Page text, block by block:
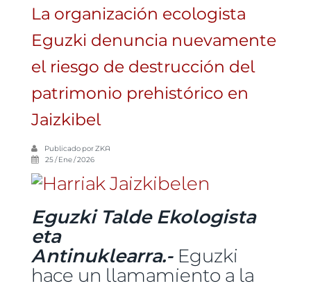
La organización ecologista
Eguzki denuncia nuevamente
el riesgo de destrucción del
patrimonio prehistórico en
Jaizkibel
Publicado porZKA
25 / Ene / 2026
Eguzki Talde Ekologista
eta
Antinuklearra.-Eguzki
hace un llamamiento a la